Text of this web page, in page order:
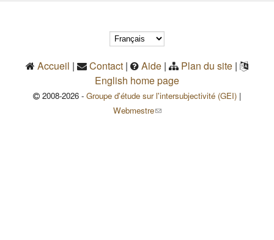
Accueil | Contact | Aide | Plan du site |
English home page
2008-2026 - Groupe d'étude sur l'intersubjectivité (GEI) |
Webmestre(le lien envoie un courriel)